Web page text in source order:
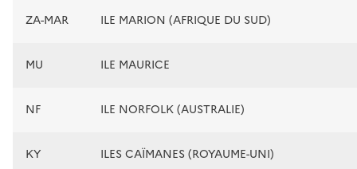
ZA-MAR ILE MARION (AFRIQUE DU SUD)
MU ILE MAURICE
NF ILE NORFOLK (AUSTRALIE)
KY ILES CAÏMANES (ROYAUME-UNI)